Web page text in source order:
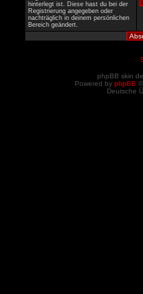
hinterlegt ist. Diese hast du bei der
Registrierung angegeben oder
nachträglich in deinem persönlichen
Bereich geändert.
phpBB skin
Powered by phpBB
Deutsche